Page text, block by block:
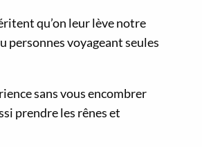
qu’on leur lève notre
personnes voyageant seules
sans vous encombrer
prendre les rênes et